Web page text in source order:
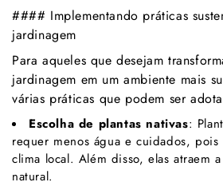
#### Implementando práticas
jardinagem
Para aqueles que desejam
jardinagem em um ambiente mais
várias práticas que podem ser
Escolha de plantas nativas:
requer menos água e cuidados, pois
clima local. Além disso, elas atraem
natural.